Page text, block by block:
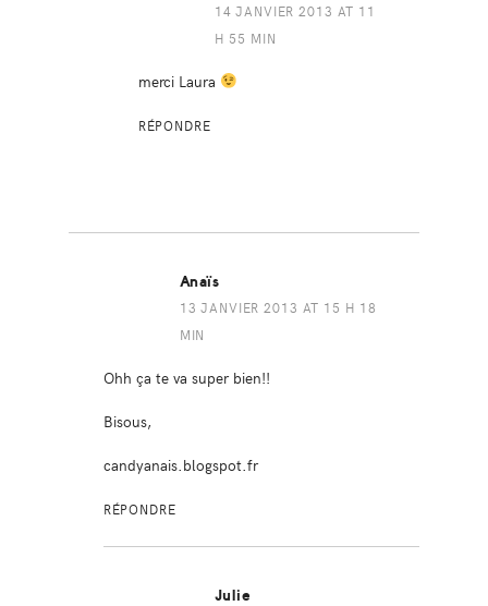
14 JANVIER 2013 AT 11
H 55 MIN
merci Laura
RÉPONDRE
Anaïs
13 JANVIER 2013 AT 15 H 18
MIN
Ohh ça te va super bien!!
Bisous,
candyanais.blogspot.fr
RÉPONDRE
Julie